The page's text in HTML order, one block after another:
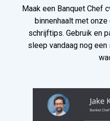
Maak een Banquet Chef
binnenhaalt met
schrijftips. Gebruik en
sleep vandaag nog